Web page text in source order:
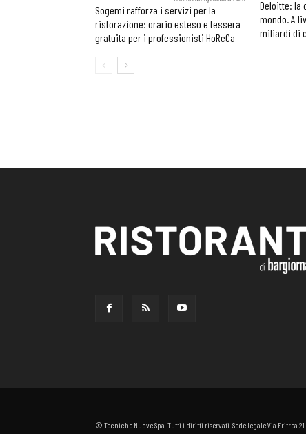
Sogemi rafforza i servizi per la
ristorazione: orario esteso e tessera
gratuita per i professionisti HoReCa
Deloitte: la
mondo. A
miliardi di
© Tecniche Nuove Spa. Tutti i diritti riservati. Sede legale Via Eritrea